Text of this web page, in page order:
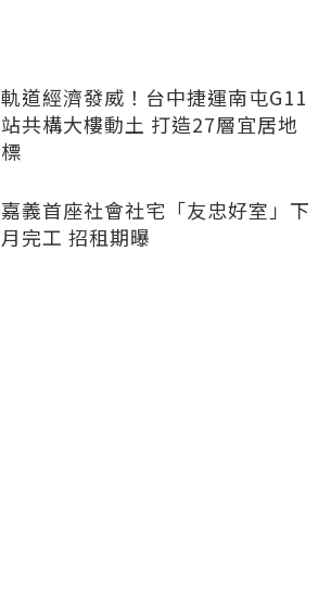
軌道經濟發威！台中捷運南屯G11
站共構大樓動土 打造27層宜居地
標
嘉義首座社會社宅「友忠好室」下
月完工 招租期曝